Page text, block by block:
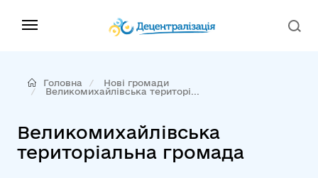
Головна
Нові громади
Великомихайлівська територі...
Великомихайлівська
територіальна громада